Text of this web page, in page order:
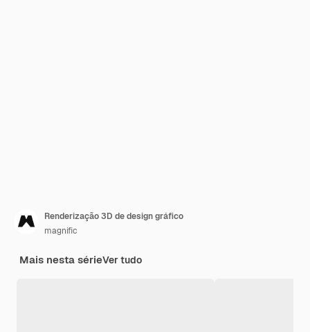
Renderização 3D de design gráfico
magnific
Mais nesta sérieVer tudo